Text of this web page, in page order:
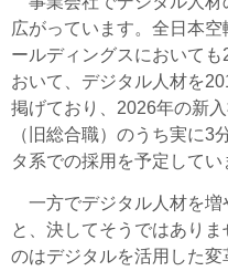
広がっています。全日本
ールディングスにおいて
おいて、デジタル人材を
掲げており、2026年の新
（旧総合職）のうち実に3
タ系での採用を予定してい
一方でデジタル人材を増
と、決してそうではあり
のはデジタルを活用した